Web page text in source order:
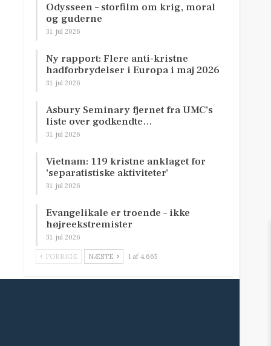
Odysseen – storfilm om krig, moral
og guderne
31. jul 2026
Ny rapport: Flere anti-kristne
hadforbrydelser i Europa i maj 2026
31. jul 2026
Asbury Seminary fjernet fra UMC’s
liste over godkendte…
31. jul 2026
Vietnam: 119 kristne anklaget for
’separatistiske aktiviteter’
31. jul 2026
Evangelikale er troende – ikke
højreekstremister
31. jul 2026
FORRIGE NÆSTE 1 af 4.665